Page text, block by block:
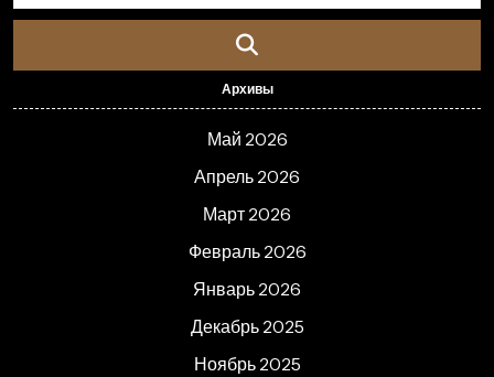
Архивы
Май 2026
Апрель 2026
Март 2026
Февраль 2026
Январь 2026
Декабрь 2025
Ноябрь 2025